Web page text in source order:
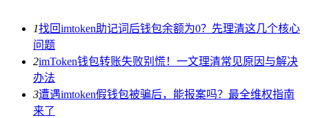
1找回imtoken助记词后钱包余额为0？先理清这几个核心
问题
2imToken钱包转账失败别慌！一文理清常见原因与解决
办法
3遭遇imtoken假钱包被骗后，能报案吗？最全维权指南
来了